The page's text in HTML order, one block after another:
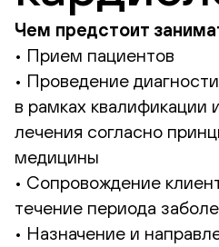
Чем предстоит
• Прием пациентов
• Проведение
в рамках квалификации
лечения согласно
медицины
• Сопровождение
течение периода
• Назначение и